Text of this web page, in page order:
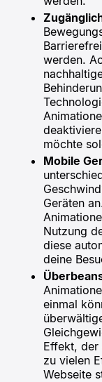
werden.
möchte
Mobile
Geräten
Nutzung
diese
deine
einmal
Effekt, der
zu vielen
Webseite